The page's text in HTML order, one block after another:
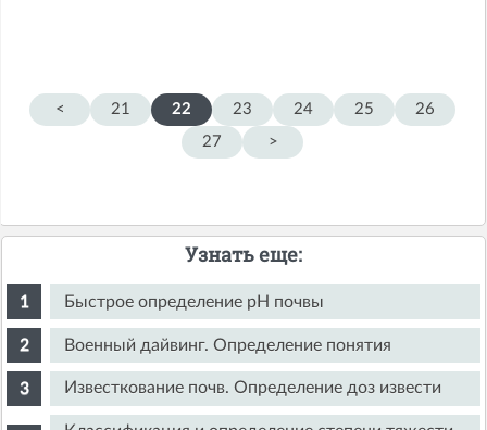
< 21 22 23 24 25
26
27
>
Узнать еще:
Быстрое определение pH почвы
Военный дайвинг. Определение понятия
Известкование почв. Определение доз извести